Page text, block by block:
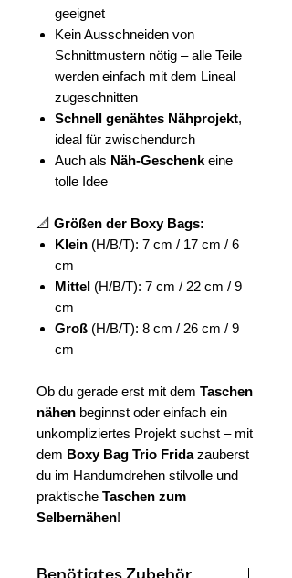
geeignet
Kein Ausschneiden von
Schnittmustern nötig – alle Teile
werden einfach mit dem Lineal
zugeschnitten
Schnell genähtes Nähprojekt,
ideal für zwischendurch
Auch als Näh-Geschenk eine
tolle Idee
📐 Größen der Boxy Bags:
Klein (H/B/T): 7 cm / 17 cm / 6
cm
Mittel (H/B/T): 7 cm / 22 cm / 9
cm
Groß (H/B/T): 8 cm / 26 cm / 9
cm
Ob du gerade erst mit dem Taschen
nähen beginnst oder einfach ein
unkompliziertes Projekt suchst – mit
dem Boxy Bag Trio Fridazauberst
du im Handumdrehen stilvolle und
praktische Taschen zum
Selbernähen!